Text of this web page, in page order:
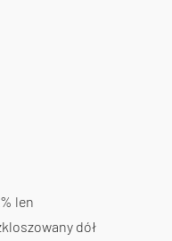
len
dół